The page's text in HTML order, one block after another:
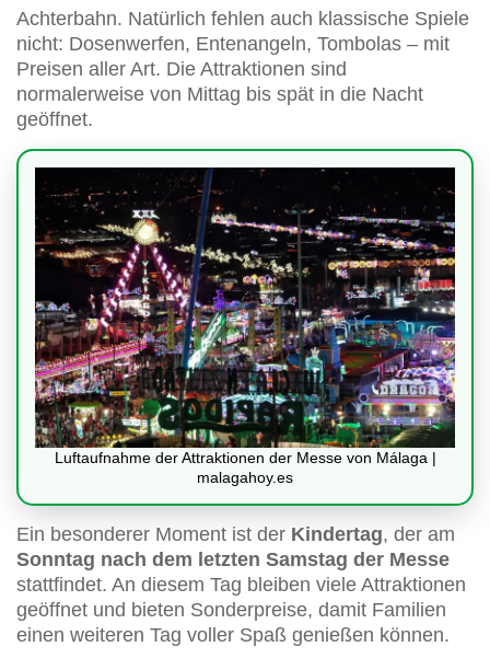
Achterbahn. Natürlich fehlen auch klassische Spiele
nicht: Dosenwerfen, Entenangeln, Tombolas – mit
Preisen aller Art. Die Attraktionen sind
normalerweise von Mittag bis spät in die Nacht
geöffnet.
Luftaufnahme der Attraktionen der Messe von Málaga |
malagahoy.es
Ein besonderer Moment ist der Kindertag, der am
Sonntag nach dem letzten Samstag der Messe
stattfindet. An diesem Tag bleiben viele Attraktionen
geöffnet und bieten Sonderpreise, damit Familien
einen weiteren Tag voller Spaß genießen können.